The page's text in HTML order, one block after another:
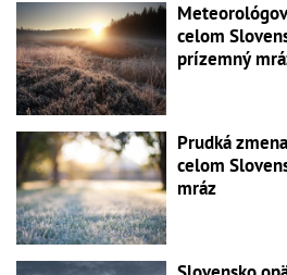
celom
prízemný
Prudká
celom
mráz